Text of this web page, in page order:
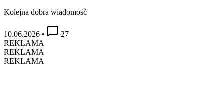
Kolejna dobra wiadomość
10.06.2026 •
27
REKLAMA
REKLAMA
REKLAMA